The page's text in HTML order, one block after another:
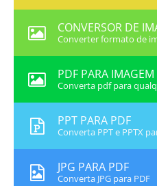
CONVERSOR DE
Converter formato de
PDF PARA IMAGEM
Converta pdf para
PPT PARA PDF
Converta PPT e PPTX
JPG PARA PDF
Converta JPG para PDF